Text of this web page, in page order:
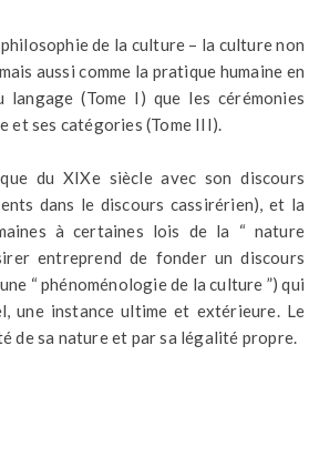
de la culture – la culture non
aussi comme la pratique humaine en
(Tome I) que les cérémonies
et ses catégories (Tome III).
du XIXe siècle avec son discours
dans le discours cassirérien), et la
à certaines lois de la “ nature
entreprend de fonder un discours
“ phénoménologie de la culture ”) qui
une instance ultime et extérieure. Le
de sa nature et par sa légalité propre.